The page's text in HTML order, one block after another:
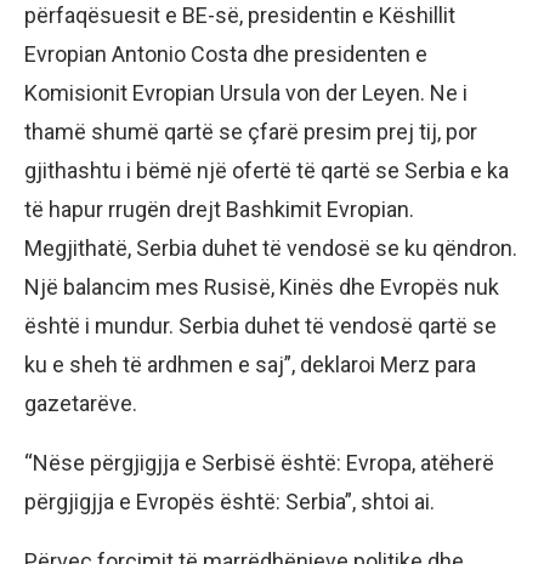
përfaqësuesit e BE-së, presidentin e Këshillit
Evropian Antonio Costa dhe presidenten e
Komisionit Evropian Ursula von der Leyen. Ne i
thamë shumë qartë se çfarë presim prej tij, por
gjithashtu i bëmë një ofertë të qartë se Serbia e ka
të hapur rrugën drejt Bashkimit Evropian.
Megjithatë, Serbia duhet të vendosë se ku qëndron.
Një balancim mes Rusisë, Kinës dhe Evropës nuk
është i mundur. Serbia duhet të vendosë qartë se
ku e sheh të ardhmen e saj”, deklaroi Merz para
gazetarëve.
“Nëse përgjigjja e Serbisë është: Evropa, atëherë
përgjigjja e Evropës është: Serbia”, shtoi ai.